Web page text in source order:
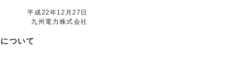
平成22年12月27日
九州電力株式会社
ついて